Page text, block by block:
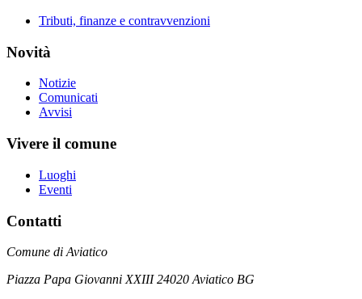
Tributi, finanze e contravvenzioni
Novità
Notizie
Comunicati
Avvisi
Vivere il comune
Luoghi
Eventi
Contatti
Comune di Aviatico
Piazza Papa Giovanni XXIII 24020 Aviatico BG